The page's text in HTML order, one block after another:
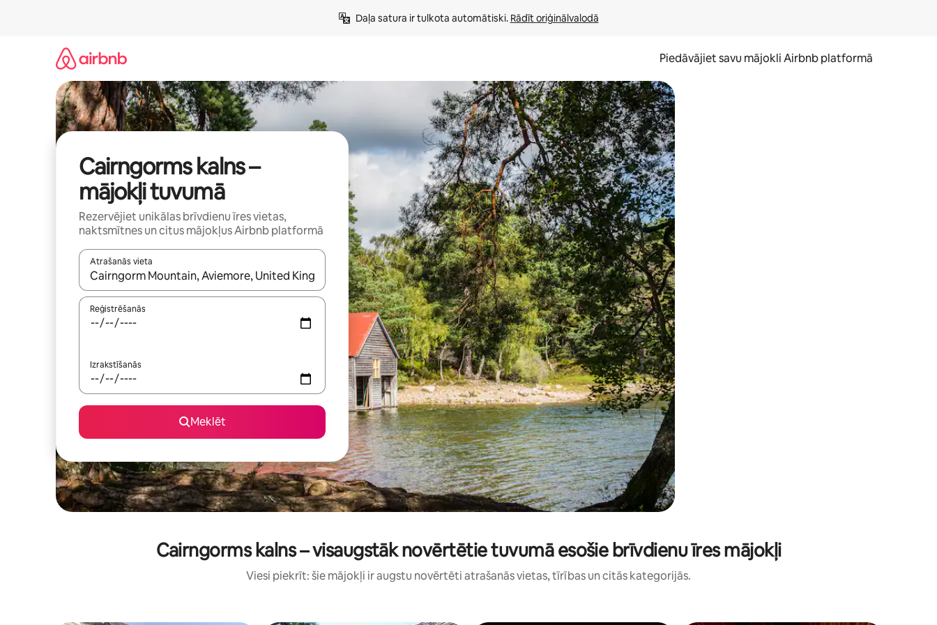
Daļa satura ir tulkota automātiski. Rādīt oriģinālvalodā
Piedāvājiet savu mājokli Airbnb platformā
Cairngorms kalns –
mājokļi tuvumā
Rezervējiet unikālas brīvdienu īres vietas,
naktsmītnes un citus mājokļus Airbnb platformā
Atrašanās vieta
Kad rezultāti kļūs pieejami, izmantojiet bultiņu uz augšu un uz leju vai izpētiet tos, pieskaroties ekrānam vai pavelkot pa to ar pirkstu.
Reģistrēšanās
Izrakstīšanās
Meklēt
Cairngorms kalns – visaugstāk novērtētie tuvumā esošie brīvdienu īres mājokļi
Viesi piekrīt: šie mājokļi ir augstu novērtēti atrašanās vietas, tīrības un citās kategorijās.